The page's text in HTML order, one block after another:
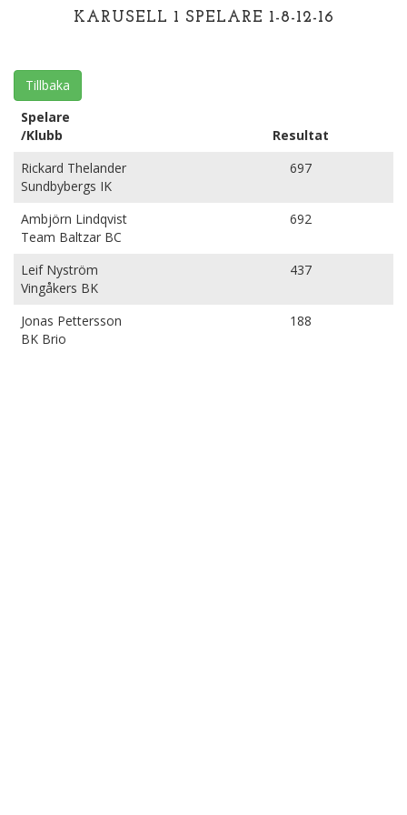
KARUSELL 1 SPELARE 1-8-12-16
Tillbaka
Spelare
/Klubb
Resultat
Rickard Thelander
Sundbybergs IK
697
Ambjörn Lindqvist
Team Baltzar BC
692
Leif Nyström
Vingåkers BK
437
Jonas Pettersson
BK Brio
188